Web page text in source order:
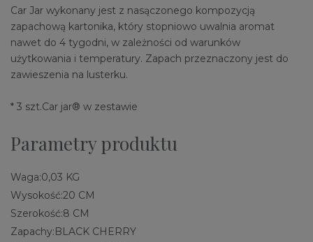
Car Jar wykonany jest z nasączonego kompozycją
zapachową kartonika, który stopniowo uwalnia aromat
nawet do 4 tygodni, w zależności od warunków
użytkowania i temperatury. Zapach przeznaczony jest do
zawieszenia na lusterku.
* 3 szt.Car jar® w zestawie
Parametry produktu
Waga:0,03 KG
Wysokość:20 CM
Szerokość:8 CM
Zapachy:BLACK CHERRY